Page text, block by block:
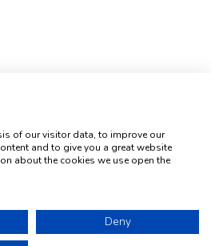
39 - DK-2730 Herlev -
mail:b-h@buch-holm.dk- CVR-nr.:
19993345
of our visitor data, to improve our
and to give you a great website
about the cookies we use open the
Deny